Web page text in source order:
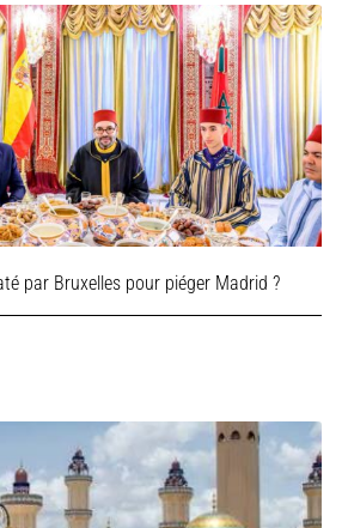
par Bruxelles pour piéger Madrid ?